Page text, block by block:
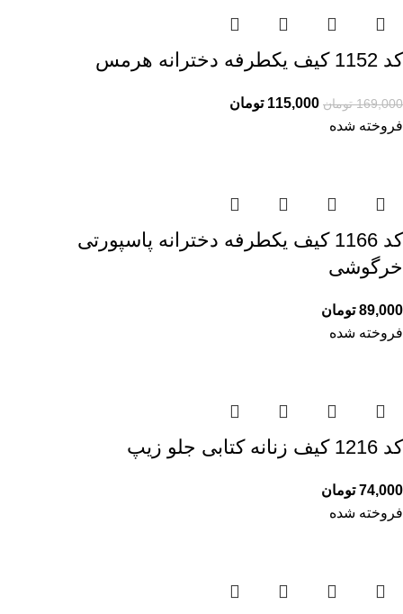
کد 1152 کیف یکطرفه دخترانه هرمس
169,000 تومان 115,000 تومان
فروخته شده
کد 1166 کیف یکطرفه دخترانه پاسپورتی
خرگوشی
89,000 تومان
فروخته شده
کد 1216 کیف زنانه کتابی جلو زیپ
74,000 تومان
فروخته شده